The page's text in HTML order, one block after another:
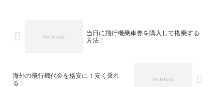
当日に飛行機乗車券を購入して搭乗する
方法！
海外の飛行機代金を格安に！安く乗れ
る！